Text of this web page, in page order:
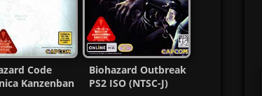
Code
Kanzenban
Biohazard Outbreak
PS2 ISO (NTSC-J)